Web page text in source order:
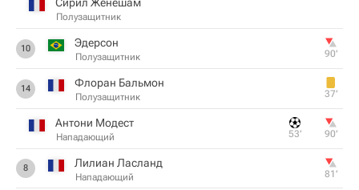
Полузащитник
10 Эдерсон
Полузащитник 90‎’‎
14 Флоран Бальмон
Полузащитник 37‎’‎
Антони Модест
Нападающий 53‎’‎ 90‎’‎
8 Лилиан Ласланд
Нападающий 81‎’‎